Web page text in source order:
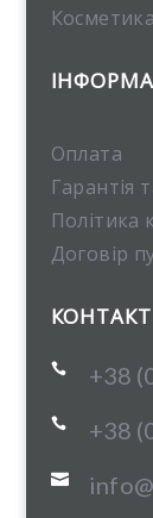
Оплата
Гарантія
Політика
Договір
 +38
 +38
